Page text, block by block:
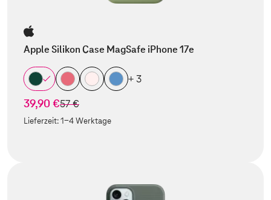
Apple Silikon Case MagSafe iPhone 17e
+ 3
39,90 €statt
57 €
Lieferzeit:1-4 Werktage